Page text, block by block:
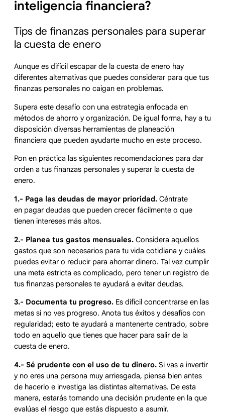
inteligencia financiera?
Tips de finanzas personales para superar
la cuesta de enero
Aunque es difícil escapar de la cuesta de enero hay
diferentes alternativas que puedes considerar para que tus
finanzas personales no caigan en problemas.
Supera este desafío con una estrategia enfocada en
métodos de ahorro y organización. De igual forma, hay a tu
disposición diversas herramientas de planeación
financiera que pueden ayudarte mucho en este proceso.
Pon en práctica las siguientes recomendaciones para dar
orden a tus finanzas personales y superar la cuesta de
enero.
1.- Paga las deudas de mayor prioridad. Céntrate
en pagar deudas que pueden crecer fácilmente o que
tienen intereses más altos.
2.- Planea tus gastos mensuales. Considera aquellos
gastos que son necesarios para tu vida cotidiana y cuáles
puedes evitar o reducir para ahorrar dinero. Tal vez cumplir
una meta estricta es complicado, pero tener un registro de
tus finanzas personales te ayudará a evitar deudas.
3.- Documenta tu progreso. Es difícil concentrarse en las
metas si no ves progreso. Anota tus éxitos y desafíos con
regularidad; esto te ayudará a mantenerte centrado, sobre
todo en aquello que tienes que hacer para salir de la
cuesta de enero.
4.- Sé prudente con el uso de tu dinero. Si vas a invertir
y no eres una persona muy arriesgada, piensa bien antes
de hacerlo e investiga las distintas alternativas. De esta
manera, estarás tomando una decisión prudente en la que
evalúas el riesgo que estás dispuesto a asumir.